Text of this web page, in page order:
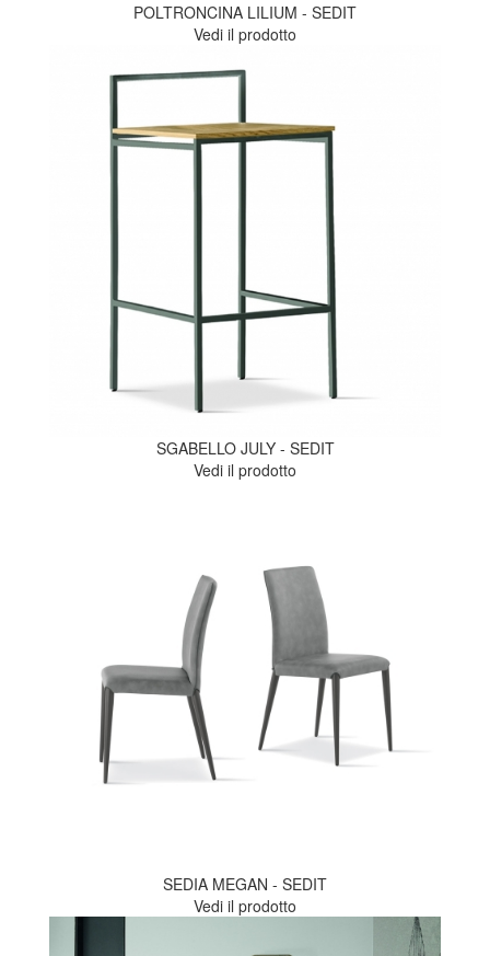
POLTRONCINA LILIUM - SEDIT
Vedi il prodotto
SGABELLO JULY - SEDIT
Vedi il prodotto
SEDIA MEGAN - SEDIT
Vedi il prodotto